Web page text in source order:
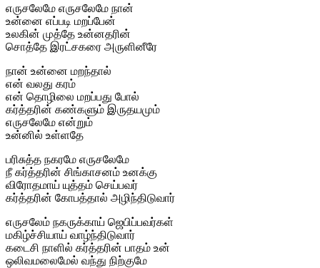
எருசலேமே எருசலேமே நான்
உன்னை எப்படி மறப்பேன்
உலகின் முத்தே உன்னதரின்
சொத்தே இரட்சகரை அருளினீரே
நான் உன்னை மறந்தால்
என் வலது கரம்
என் தொழிலை மறப்பது போல்
கர்த்தரின் கண்களும் இருதயமும்
எருசலேமே என்றும்
உன்னில் உள்ளதே
பரிசுத்த நகரமே எருசலேமே
நீ கர்த்தரின் சிங்காசனம் உனக்கு
விரோதமாய் யுத்தம் செய்பவர்
கர்த்தரின் கோபத்தால் அழிந்திடுவார்
எருசலேம் நகருக்காய் ஜெபிப்பவர்கள்
மகிழ்ச்சியாய் வாழ்ந்திடுவார்
கடைசி நாளில் கர்த்தரின் பாதம் உன்
ஒலிவமலைமேல் வந்து நிற்குமே